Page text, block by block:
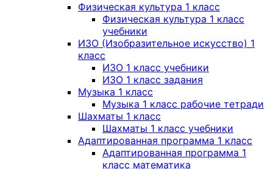
Физическая культура 1 класс
Физическая культура 1 класс
учебники
ИЗО (Изобразительное искусство) 1
класс
ИЗО 1 класс учебники
ИЗО 1 класс задания
Музыка 1 класс
Музыка 1 класс рабочие тетради
Шахматы 1 класс
Шахматы 1 класс учебники
Адаптированная программа 1 класс
Адаптированная программа 1
класс математика